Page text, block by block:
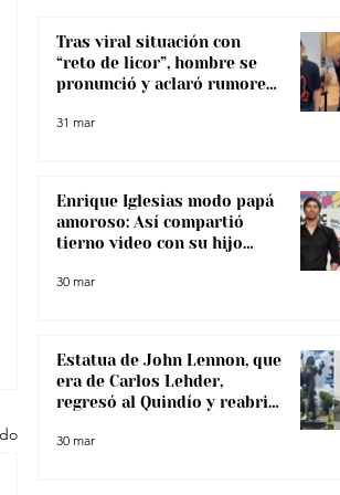
Tras viral situación con
“reto de licor”, hombre se
pronunció y aclaró rumores
31 mar
Enrique Iglesias modo papá
amoroso: Así compartió
tierno video con su hijo
30 mar
Estatua de John Lennon, que
era de Carlos Lehder,
regresó al Quindío y reabrió
narcotráfico
30 mar